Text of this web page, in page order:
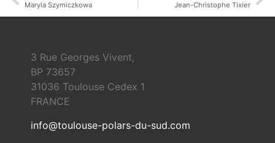
Maryla Szymiczkowa Jean-Christophe Tixier
3 Rue Georges Vivent,
BP 73657
31036 Toulouse Cedex 1
FRANCE
info@toulouse-polars-du-sud.com